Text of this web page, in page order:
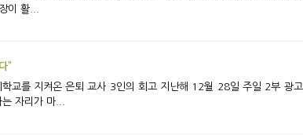
이 활...
”
해 12월 28일 주일 2부 광고 시간에는 그동안 사무엘 교
자리가 마...